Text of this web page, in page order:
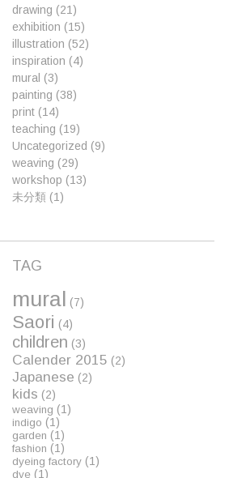
drawing (21)
exhibition (15)
illustration (52)
inspiration (4)
mural (3)
painting (38)
print (14)
teaching (19)
Uncategorized (9)
weaving (29)
workshop (13)
未分類 (1)
TAG
mural (7)
Saori (4)
children (3)
Calender 2015 (2)
Japanese (2)
kids (2)
weaving (1)
indigo (1)
garden (1)
fashion (1)
dyeing factory (1)
dye (1)